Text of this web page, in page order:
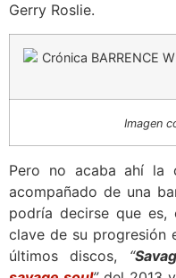
Gerry Roslie.
Imagen
Pero no acaba ahí la
acompañado de una
podría decirse que
clave de su progresión
últimos discos, “